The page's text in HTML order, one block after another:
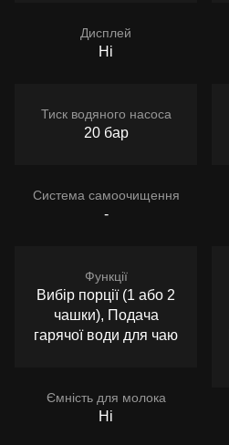
Дисплей
Ні
Тиск водяного насоса
20 бар
Система самоочищення
-
Функції
Вибір порції (1 або 2
чашки), Подача
гарячої води для чаю
Ємність для молока
Ні